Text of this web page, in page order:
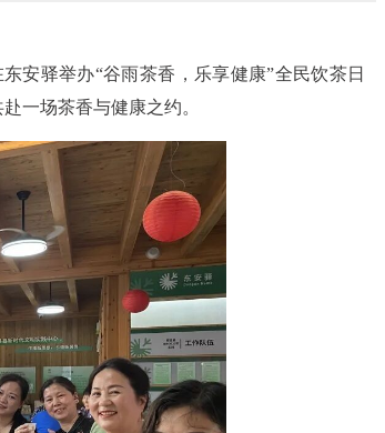
安驿举办“谷雨茶香，乐享健康”全民饮茶日
一场茶香与健康之约。